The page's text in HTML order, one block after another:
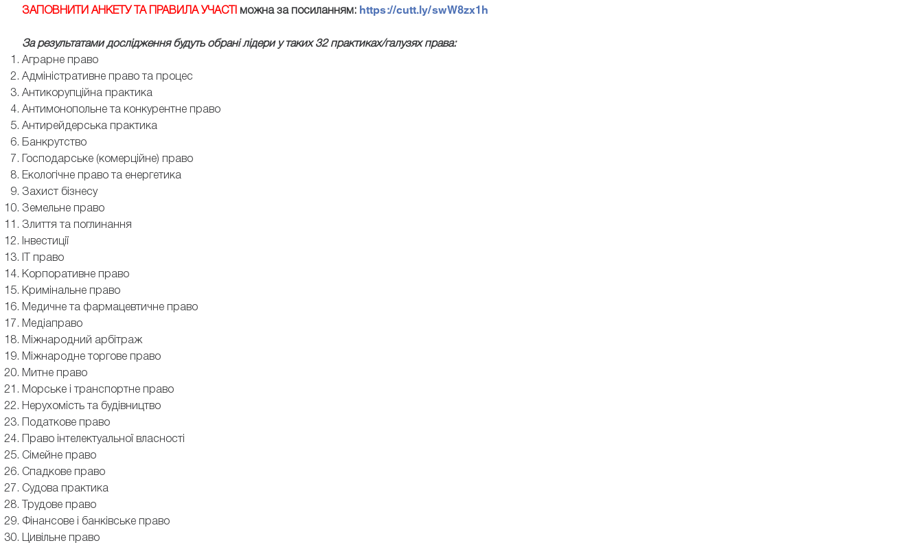
ЗАПОВНИТИ АНКЕТУ ТА ПРАВИЛА УЧАСТІ можна за посиланням: https://cutt.ly/swW8zx1h
За результатами дослідження будуть обрані лідери у таких 32 практиках/галузях права:
Аграрне право
Адміністративне право та процес
Антикорупційна практика
Антимонопольне та конкурентне право
Антирейдерська практика
Банкрутство
Господарське (комерційне) право
Екологічне право та енергетика
Захист бізнесу
Земельне право
Злиття та поглинання
Інвестиції
IT право
Корпоративне право
Кримінальне право
Медичне та фармацевтичне право
Медіаправо
Міжнародний арбітраж
Міжнародне торгове право
Митне право
Морське і транспортне право
Нерухомість та будівництво
Податкове право
Право інтелектуальної власності
Сімейне право
Спадкове право
Судова практика
Трудове право
Фінансове і банківське право
Цивільне право